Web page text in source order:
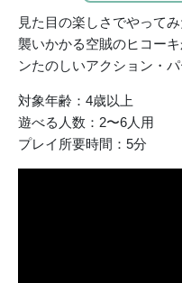
見た目の楽しさでやって
襲いかかる空賊のヒコー
ンたのしいアクション・パ
対象年齢：4歳以上
遊べる人数：2〜6人用
プレイ所要時間：5分